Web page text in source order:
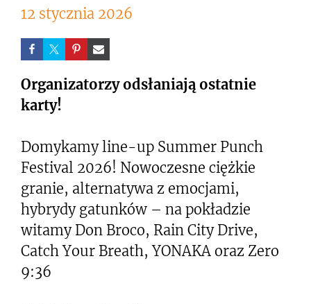
12 stycznia 2026
Organizatorzy odsłaniają ostatnie
karty!
Domykamy line-up Summer Punch
Festival 2026! Nowoczesne ciężkie
granie, alternatywa z emocjami,
hybrydy gatunków – na pokładzie
witamy Don Broco, Rain City Drive,
Catch Your Breath, YONAKA oraz Zero
9:36